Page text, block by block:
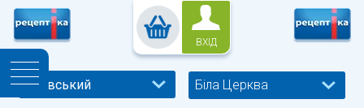
ВХІД
Біла Церква